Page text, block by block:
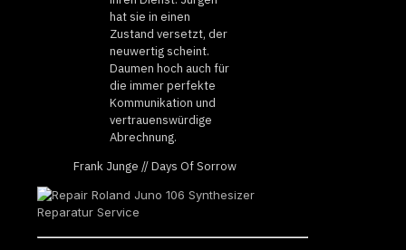
hat sie in einen
Zustand versetzt, der
neuwertig scheint.
Daumen hoch auch für
die immer perfekte
Kommunikation und
vertrauenswürdige
Abrechnung.
Frank Junge // Days Of Sorrow